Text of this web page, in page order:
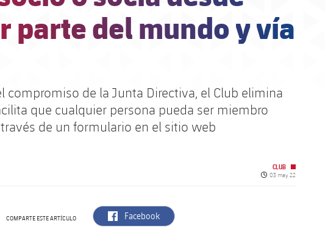
parte del mundo y vía
compromiso de la Junta Directiva, el Club elimina
que cualquier persona pueda ser miembro
de un formulario en el sitio web
CLUB
Fecha de publicación
03 may 22
COMPARTE ESTE ARTÍCULO label.aria.facebook
Facebook